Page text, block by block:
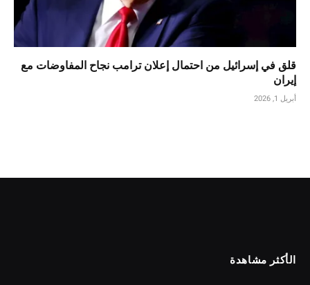
قلق في إسرائيل من احتمال إعلان ترامب نجاح المفاوضات مع
إيران
أبريل 1, 2026
الأكثر مشاهدة